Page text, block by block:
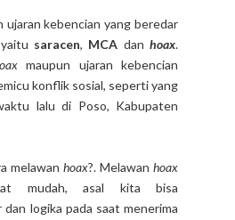
ujaran kebencian yang beredar
saracen, MCA dan hoax.
maupun ujaran kebencian
konflik sosial, seperti yang
lalu di Poso, Kabupaten
melawan hoax?. Melawan hoax
mudah, asal kita bisa
dan logika pada saat menerima